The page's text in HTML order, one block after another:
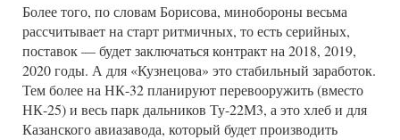
Более того, по словам Борисова, минобороны весьма
рассчитывает на старт ритмичных, то есть серийных,
поставок — будет заключаться контракт на 2018, 2019,
2020 годы. А для «Кузнецова» это стабильный заработок.
Тем более на НК-32 планируют перевооружить (вместо
НК-25) и весь парк дальников Ту-22М3, а это хлеб и для
Казанского авиазавода, который будет производить